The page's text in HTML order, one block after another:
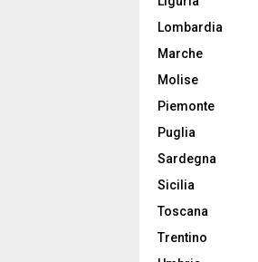
Lombardia
Marche
Molise
Piemonte
Puglia
Sardegna
Sicilia
Toscana
Trentino